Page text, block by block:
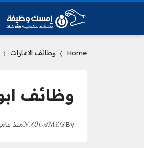
Home وظائف الامارات
وظائف
By
ℳ𝒪ℋ𝒜ℳℰ𝒟منذ